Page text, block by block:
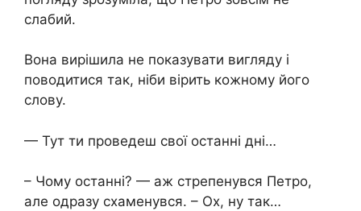
слабий.
Вона вирішила не показувати вигляду і
поводитися так, ніби вірить кожному його
слову.
— Тут ти проведеш свої останні дні…
– Чому останні? — аж стрепенувся Петро,
але одразу схаменувся. – Ох, ну так…